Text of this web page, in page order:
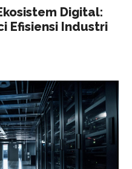
Digital:
Efisiensi Industri